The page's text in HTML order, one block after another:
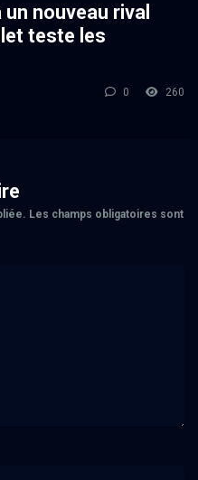
nouveau rival
teste les
0 260
Les champs obligatoires sont